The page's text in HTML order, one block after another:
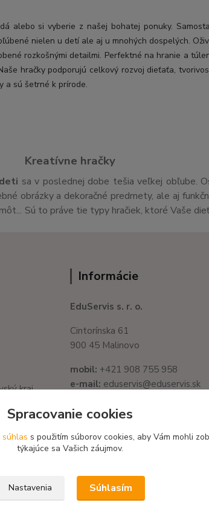
alebo si vyberie z našej bohatej ponuky.
nielen u detí ale aj u mnohých dospelých. O
rozkošnými detailmi. Perfektné na hranie a
hračky podporujú celkový rozvoj dieťaťa,
a sú šetrné k prírode.
Kreatívne hračky
sa v poslednej dobe tešia veľkej obľube.
obrázky a dekoračné predmety, ale aj
Sú to práve tie typy hračiek, ktoré Vaše
kraj
Informácie
EduServis s. r. o.
Cintorínska 61
900 45 Malinovo
mobil: +421 908 755 958
e-mail: eduservis@eduservis.sk
DIČ:2122156135
Spracovanie cookies
súhlas s použitím súborov cookies, aby Vám mohli
týkajúce sa Vašich záujmov.
Nastavenia Súhlasím